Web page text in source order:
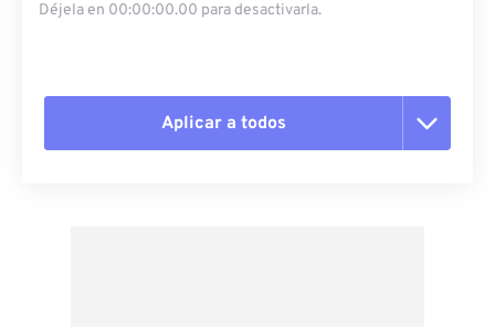
Déjela en 00:00:00.00 para desactivarla.
Aplicar a todos